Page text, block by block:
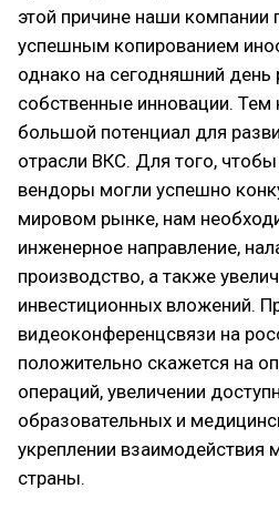
этой причине наши компании
успешным копированием
однако на сегодняшний
собственные инновации. Тем
большой потенциал для
отрасли ВКС. Для того,
вендоры могли успешно
мировом рынке, нам
инженерное направление,
производство, а также
инвестиционных вложений.
видеоконференцсвязи на
положительно скажется на
операций, увеличении
образовательных и
укреплении взаимодействия
страны.